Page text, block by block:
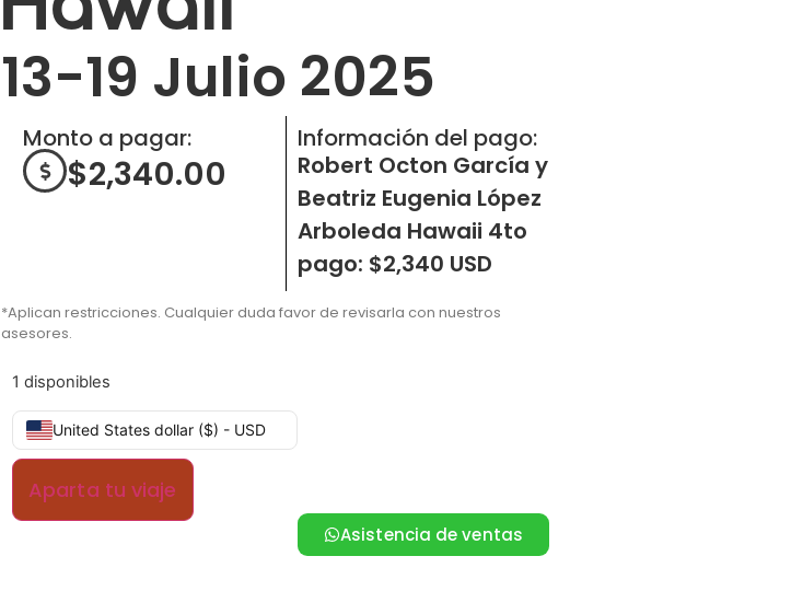
13-19 Julio 2025
Monto a pagar:
$2,340.00
Información del pago:
Robert Octon García y
Beatriz Eugenia López
Arboleda Hawaii 4to
pago: $2,340 USD
*Aplican restricciones. Cualquier duda favor de revisarla con nuestros
asesores.
1 disponibles
United States dollar ($) - USD
Aparta tu viaje
Asistencia de ventas